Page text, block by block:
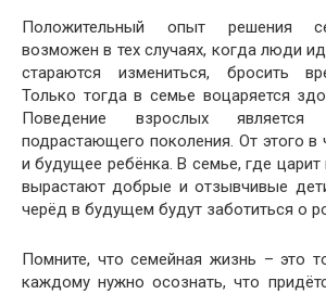
Положительный опыт решения
возможен в тех случаях, когда люди
стараются измениться, бросить
Только тогда в семье воцаряется
Поведение взрослых
подрастающего поколения. От этого в
и будущее ребёнка. В семье, где
вырастают добрые и отзывчивые
черёд в будущем будут заботиться о
Помните, что семейная жизнь – это
каждому нужно осознать, что